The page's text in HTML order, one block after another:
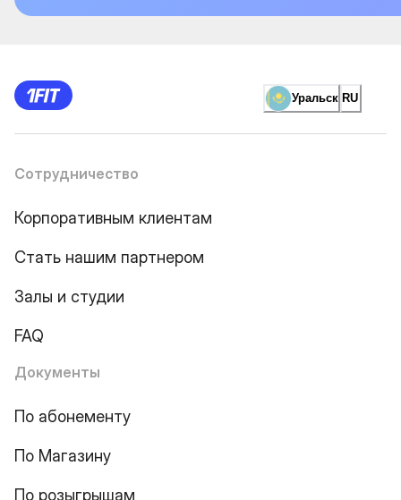
Уральск RU
Сотрудничество
Корпоративным клиентам
Стать нашим партнером
Залы и студии
FAQ
Документы
По абонементу
По Магазину
По розыгрышам